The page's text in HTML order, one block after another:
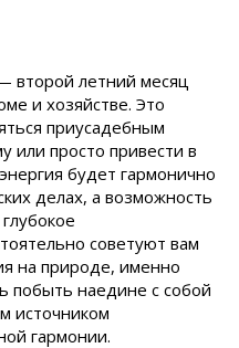
второй летний месяц
и хозяйстве. Это
приусадебным
или просто привести в
будет гармонично
делах, а возможность
советуют вам
на природе, именно
побыть наедине с собой
источником
гармонии.